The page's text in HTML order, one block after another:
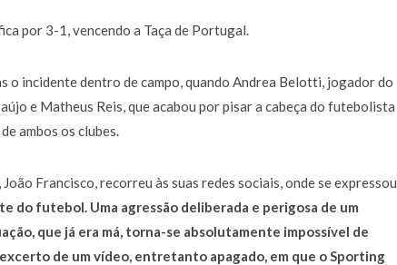
por 3-1, vencendo a Taça de Portugal.
o incidente dentro de campo, quando Andrea Belotti, jogador do
e Matheus Reis, que acabou por pisar a cabeça do futebolista
ambos os clubes.
Francisco, recorreu às suas redes sociais, onde se expressou
do futebol. Uma agressão deliberada e perigosa de um
que já era má, torna-se absolutamente impossível de
de um vídeo, entretanto apagado, em que o Sporting